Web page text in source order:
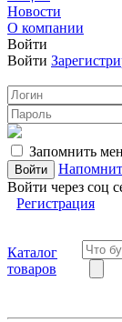
Новости
О компании
Войти
Войти
Запомнить
Войти через соц
Регистрация
Каталог
товаров